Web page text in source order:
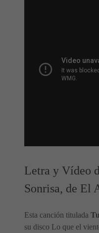
Letra y Vídeo
Sonrisa, de El
Esta canción titulada
su disco Lo que el